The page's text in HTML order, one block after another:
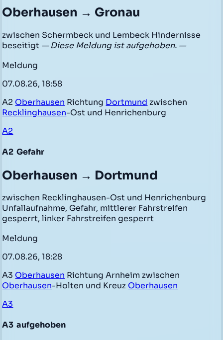
Oberhausen → Gronau
zwischen Schermbeck und Lembeck Hindernisse
beseitigt — Diese Meldung ist aufgehoben. —
Meldung
07.08.26, 18:58
A2 Oberhausen Richtung Dortmund zwischen
Recklinghausen-Ost und Henrichenburg
A2
A2 Gefahr
Oberhausen → Dortmund
zwischen Recklinghausen-Ost und Henrichenburg
Unfallaufnahme, Gefahr, mittlerer Fahrstreifen
gesperrt, linker Fahrstreifen gesperrt
Meldung
07.08.26, 18:28
A3 Oberhausen Richtung Arnheim zwischen
Oberhausen-Holten und Kreuz Oberhausen
A3
A3 aufgehoben